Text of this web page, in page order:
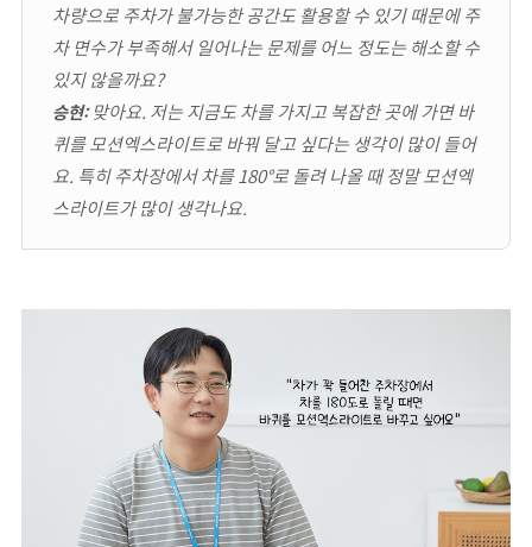
차량으로 주차가 불가능한 공간도 활용할 수 있기 때문에 주
차 면수가 부족해서 일어나는 문제를 어느 정도는 해소할 수
있지 않을까요?
승현:맞아요. 저는 지금도 차를 가지고 복잡한 곳에 가면 바
퀴를 모션엑스라이트로 바꿔 달고 싶다는 생각이 많이 들어
요. 특히 주차장에서 차를 180°로 돌려 나올 때 정말 모션엑
스라이트가 많이 생각나요.